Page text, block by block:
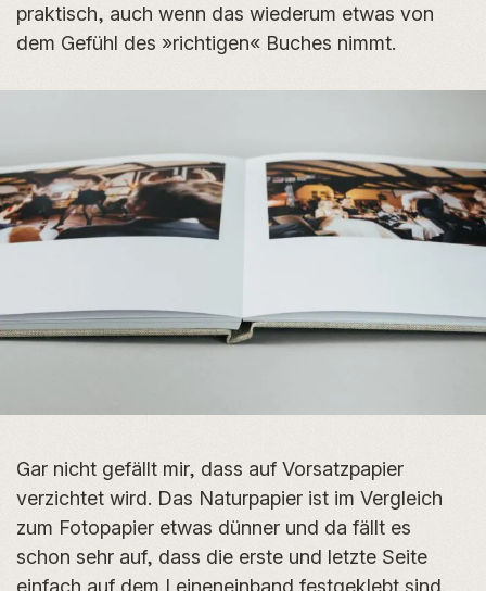
praktisch, auch wenn das wiederum etwas von
dem Gefühl des »richtigen« Buches nimmt.
Gar nicht gefällt mir, dass auf Vorsatzpapier
verzichtet wird. Das Naturpapier ist im Vergleich
zum Fotopapier etwas dünner und da fällt es
schon sehr auf, dass die erste und letzte Seite
einfach auf dem Leineneinband festgeklebt sind.